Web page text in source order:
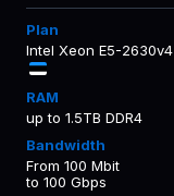
Intel Xeon E5-2630v4
up to 1.5TB DDR4
From 100 Mbit
to 100 Gbps